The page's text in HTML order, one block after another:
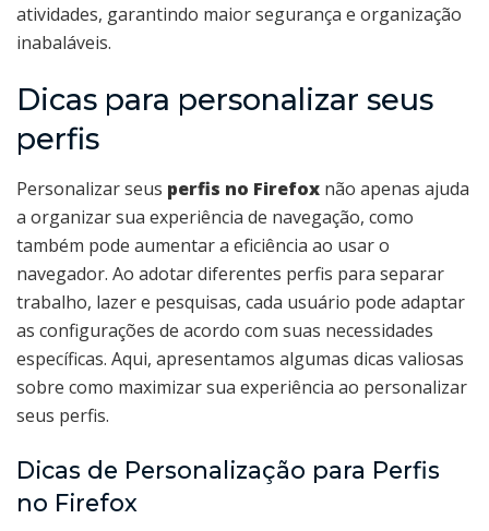
atividades, garantindo maior segurança e organização
inabaláveis.
Dicas para personalizar seus
perfis
Personalizar seus perfis no Firefox não apenas ajuda
a organizar sua experiência de navegação, como
também pode aumentar a eficiência ao usar o
navegador. Ao adotar diferentes perfis para separar
trabalho, lazer e pesquisas, cada usuário pode adaptar
as configurações de acordo com suas necessidades
específicas. Aqui, apresentamos algumas dicas valiosas
sobre como maximizar sua experiência ao personalizar
seus perfis.
Dicas de Personalização para Perfis
no Firefox